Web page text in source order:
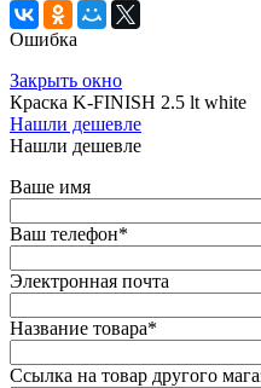
Ошибка
Закрыть окно
Краска K-FINISH 2.5 lt white
Нашли дешевле
Нашли дешевле
Ваше имя
Ваш телефон*
Электронная почта
Название товара*
Ссылка на товар другого